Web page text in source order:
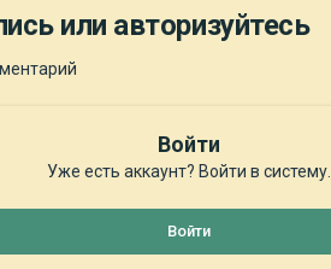
или авторизуйтесь
Войти
Уже есть аккаунт? Войти в систему.
Войти